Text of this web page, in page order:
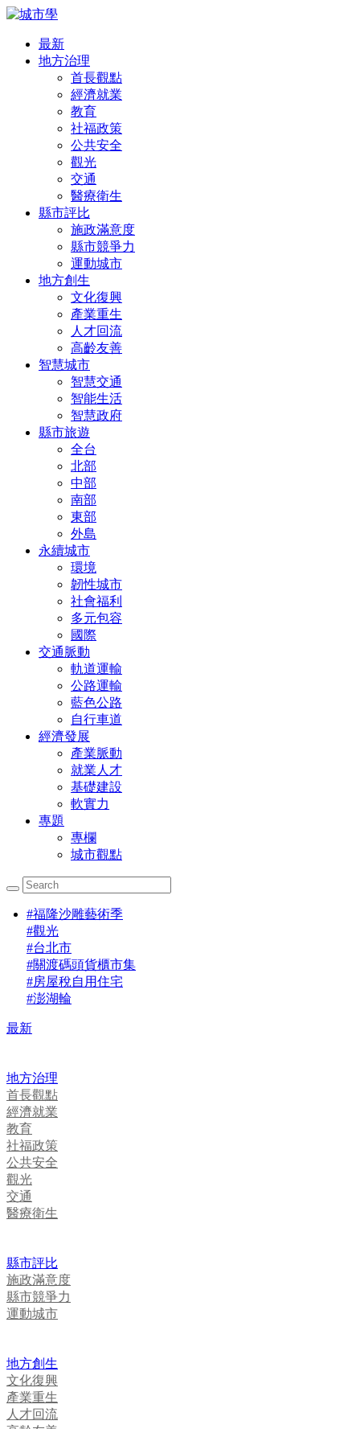
最新
地方治理
首長觀點
經濟就業
教育
社福政策
公共安全
觀光
交通
醫療衛生
縣市評比
施政滿意度
縣市競爭力
運動城市
地方創生
文化復興
產業重生
人才回流
高齡友善
智慧城市
智慧交通
智能生活
智慧政府
縣市旅遊
全台
北部
中部
南部
東部
外島
永續城市
環境
韌性城市
社會福利
多元包容
國際
交通脈動
軌道運輸
公路運輸
藍色公路
自行車道
經濟發展
產業脈動
就業人才
基礎建設
軟實力
專題
專欄
城市觀點
#福隆沙雕藝術季
#觀光
#台北市
#關渡碼頭貨櫃市集
#房屋稅自用住宅
#澎湖輪
最新
地方治理
首長觀點
經濟就業
教育
社福政策
公共安全
觀光
交通
醫療衛生
縣市評比
施政滿意度
縣市競爭力
運動城市
地方創生
文化復興
產業重生
人才回流